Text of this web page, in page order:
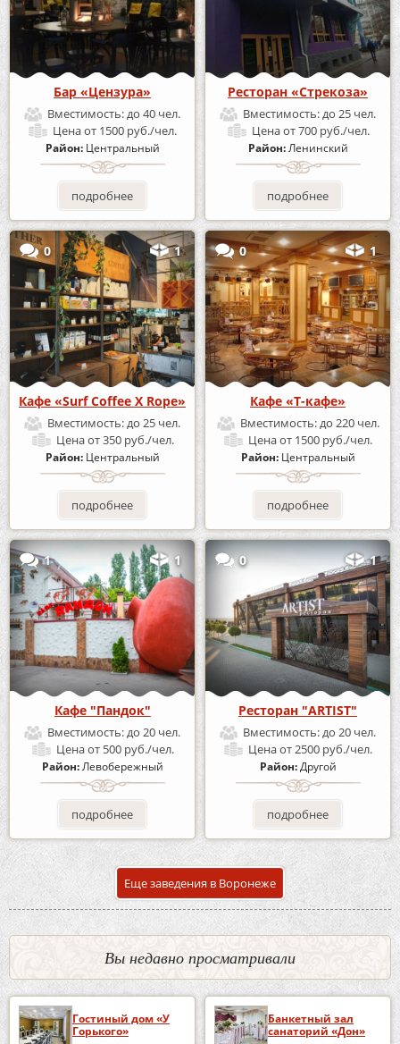
Бар «Цензура»
Вместимость:до 40 чел.
Ценаот 1500 руб./чел.
Район: Центральный
подробнее
Ресторан «Стрекоза»
Вместимость:до 25 чел.
Ценаот 700 руб./чел.
Район:Ленинский
подробнее
0 1
Кафе «Surf Coffee X Rope»
Вместимость:до 25 чел.
Ценаот 350 руб./чел.
Район: Центральный
подробнее
0 1
Кафе «Т-кафе»
Вместимость:до 220 чел.
Ценаот 1500 руб./чел.
Район: Центральный
подробнее
1 1
Кафе "Пандок"
Вместимость:до 20 чел.
Ценаот 500 руб./чел.
Район:Левобережный
подробнее
0 1
Ресторан "ARTIST"
Вместимость:до 20 чел.
Ценаот 2500 руб./чел.
Район:Другой
подробнее
Еще заведения в Воронеже
Вы недавно просматривали
Гостиный дом «У
Горького»
Банкетный зал
санаторий «Дон»